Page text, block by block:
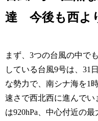
達 今後も西よ
まず、3つの台風の中で
している台風9号は、31
な勢力で、南シナ海を1
速さで西北西に進んでい
は920hPa、中心付近の最